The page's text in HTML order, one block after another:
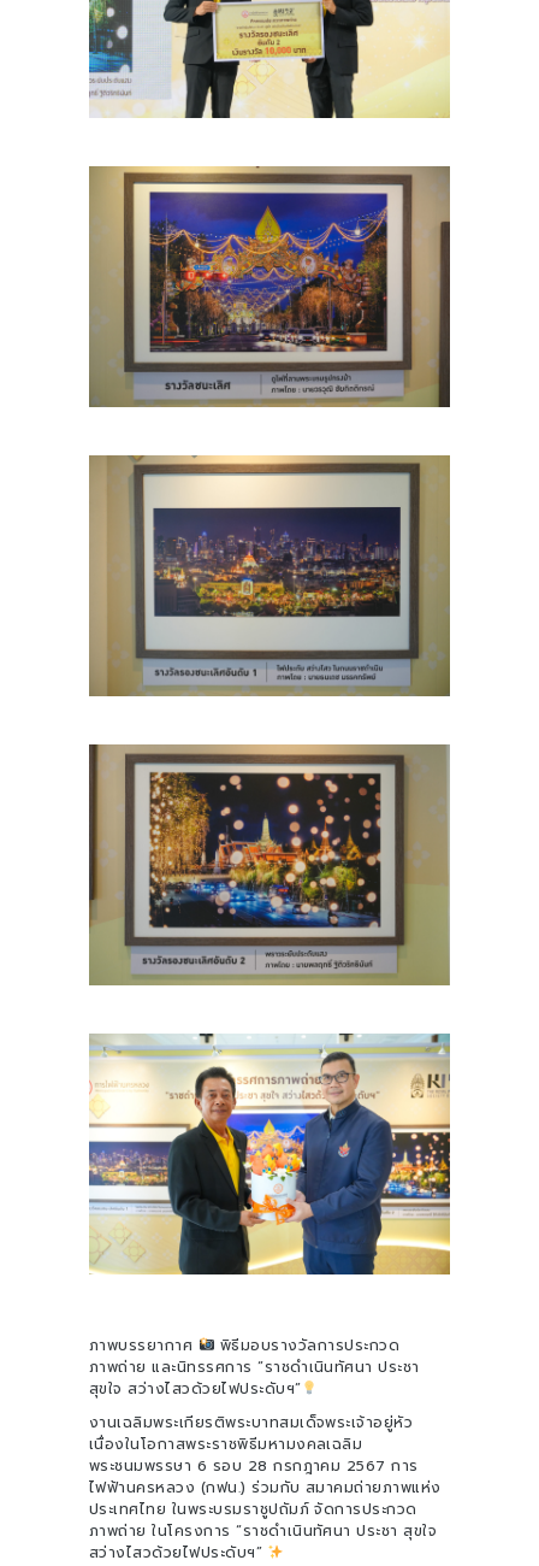
ภาพบรรยากาศ
พิธีมอบรางวัลการประกวด
ภาพถ่าย และนิทรรศการ “ราชดำเนินทัศนา ประชา
สุขใจ สว่างไสวด้วยไฟประดับฯ”
งานเฉลิมพระเกียรติพระบาทสมเด็จพระเจ้าอยู่หัว
เนื่องในโอกาสพระราชพิธีมหามงคลเฉลิม
พระชนมพรรษา 6 รอบ 28 กรกฎาคม 2567 การ
ไฟฟ้านครหลวง (กฟน.) ร่วมกับ สมาคมถ่ายภาพแห่ง
ประเทศไทย ในพระบรมราชูปถัมภ์ จัดการประกวด
ภาพถ่าย ในโครงการ “ราชดำเนินทัศนา ประชา สุขใจ
สว่างไสวด้วยไฟประดับฯ”